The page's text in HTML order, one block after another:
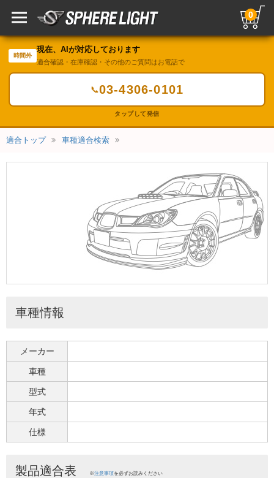
0
時間外
現在、AIが対応しております
適合確認・在庫確認・その他のご質問はお電話で
📞03-4306-0101
タップして発信
適合トップ 車種適合検索
車種情報
メーカー
車種
型式
年式
仕様
製品適合表 ※注意事項を必ずお読みください